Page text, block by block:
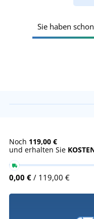
Sie haben
Noch 119,00 €
und erhalten Sie
0,00 € / 119,00 €